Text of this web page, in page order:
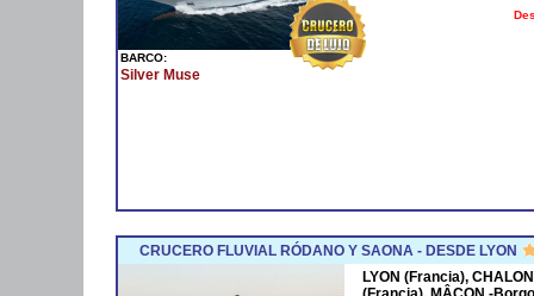
BARCO:
Silver Muse
CRUCERO FLUVIAL RÓDANO Y SAONA - DESDE LYON
LYON (Francia),